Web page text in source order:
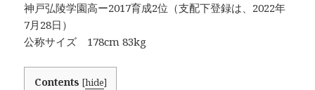
神戸弘陵学園高ー2017育成2位（支配下登録は、2022年
7月28日）
公称サイズ 178cm 83kg
Contents [hide]